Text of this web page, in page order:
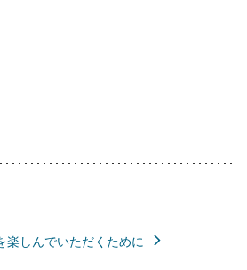
楽しんでいただくために